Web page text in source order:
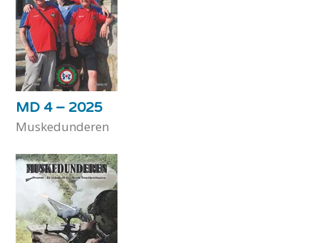
MD 4 – 2025
Muskedunderen